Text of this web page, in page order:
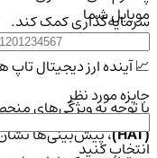
سرمایه‌گذاری کمک کند.
📈 آینده ارز دیجیتال تاپ
با توجه به ویژگی‌های
، پیش‌بینی‌ها نشان
موبایل شما
جایزه مورد نظر
انتخاب کنید